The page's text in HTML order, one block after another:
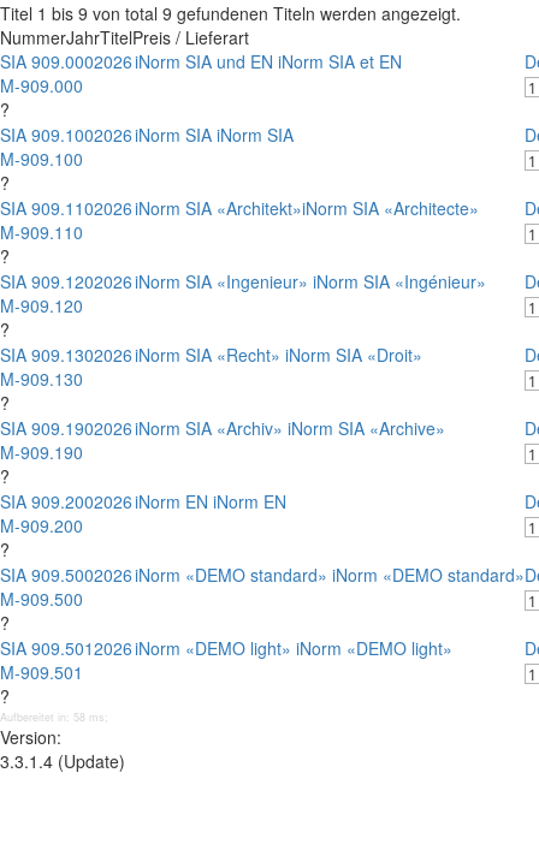
Titel 1 bis 9 von total 9 gefundenen Titeln werden angezeigt.
NummerJahrTitelPreis / Lieferart
SIA 909.000
M-909.000
?
2026iNorm SIA und EN iNorm SIA et EN
SIA 909.100
M-909.100
?
2026iNorm SIA iNorm SIA
SIA 909.110
M-909.110
?
2026iNorm SIA «Architekt»iNorm SIA «Architecte»
SIA 909.120
M-909.120
?
2026iNorm SIA «Ingenieur» iNorm SIA «Ingénieur»
SIA 909.130
M-909.130
?
2026iNorm SIA «Recht» iNorm SIA «Droit»
SIA 909.190
M-909.190
?
2026iNorm SIA «Archiv» iNorm SIA «Archive»
SIA 909.200
M-909.200
?
2026iNorm EN iNorm EN
SIA 909.500
M-909.500
?
2026iNorm «DEMO standard» iNorm «DEMO standard»
SIA 909.501
M-909.501
?
2026iNorm «DEMO light» iNorm «DEMO light»
Aufbereitet in: 58 ms;
Version:
3.3.1.4 (Update)